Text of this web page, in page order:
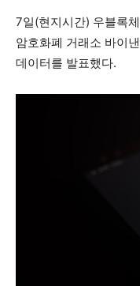
7일(현지시간) 우블록
암호화폐 거래소 바이
데이터를 발표했다.